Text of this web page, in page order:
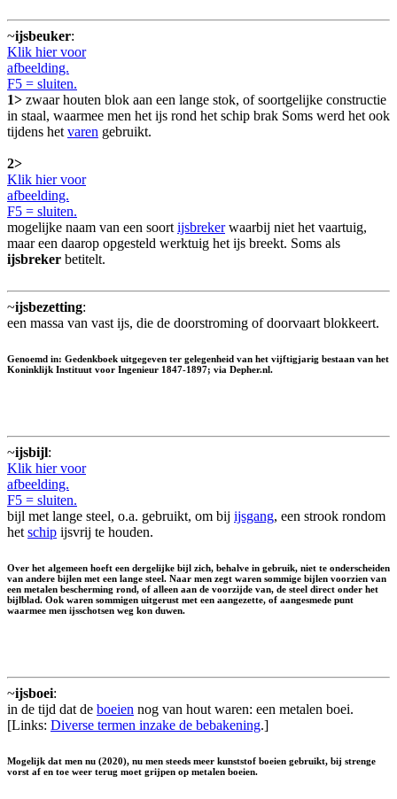
~ijsbeuker:
Klik hier voor
afbeelding.
F5 = sluiten.
1> zwaar houten blok aan een lange stok, of soortgelijke constructie
in staal, waarmee men het ijs rond het schip brak Soms werd het ook
tijdens het varen gebruikt.
2>
Klik hier voor
afbeelding.
F5 = sluiten.
mogelijke naam van een soort ijsbrekerwaarbij niet het vaartuig,
maar een daarop opgesteld werktuig het ijs breekt. Soms als
ijsbreker betitelt.
~ijsbezetting:
een massa van vast ijs, die de doorstroming of doorvaart blokkeert.
Genoemd in: Gedenkboek uitgegeven ter gelegenheid van het vijftigjarig bestaan van het
Koninklijk Instituut voor Ingenieur 1847-1897; via Depher.nl.
~ijsbijl:
Klik hier voor
afbeelding.
F5 = sluiten.
bijl met lange steel, o.a. gebruikt, om bij ijsgang, een strook rondom
het schip ijsvrij te houden.
Over het algemeen hoeft een dergelijke bijl zich, behalve in gebruik, niet te onderscheiden
van andere bijlen met een lange steel. Naar men zegt waren sommige bijlen voorzien van
een metalen bescherming rond, of alleen aan de voorzijde van, de steel direct onder het
bijlblad. Ook waren sommigen uitgerust met een aangezette, of aangesmede punt
waarmee men ijsschotsen weg kon duwen.
~ijsboei:
in de tijd dat de boeien nog van hout waren: een metalen boei.
[Links: Diverse termen inzake de bebakening.]
Mogelijk dat men nu (2020), nu men steeds meer kunststof boeien gebruikt, bij strenge
vorst af en toe weer terug moet grijpen op metalen boeien.